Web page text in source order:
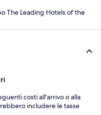
The Leading Hotels of the
costi all'arrivo o alla
includere le tasse